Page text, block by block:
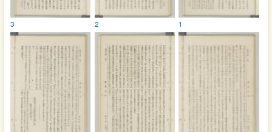
1
2
3